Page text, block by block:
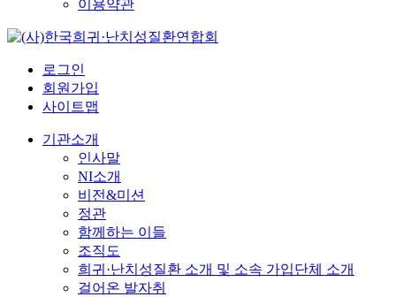
이용약관
로그인
회원가입
사이트맵
기관소개
인사말
NI소개
비전&미션
정관
함께하는 이들
조직도
희귀·난치성질환 소개 및 소속 가입단체 소개
걸어온 발자취